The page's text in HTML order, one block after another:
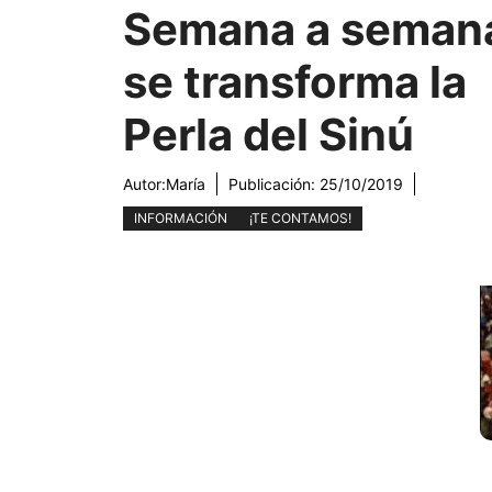
Semana a
se transforma la
Perla del Sinú
Autor:María Publicación: 25/10/2019
INFORMACIÓN ¡TE CONTAMOS!